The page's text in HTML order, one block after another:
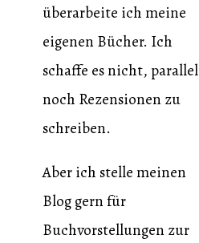
überarbeite ich meine
eigenen Bücher. Ich
schaffe es nicht, parallel
noch Rezensionen zu
schreiben.
Aber ich stelle meinen
Blog gern für
Buchvorstellungen zur